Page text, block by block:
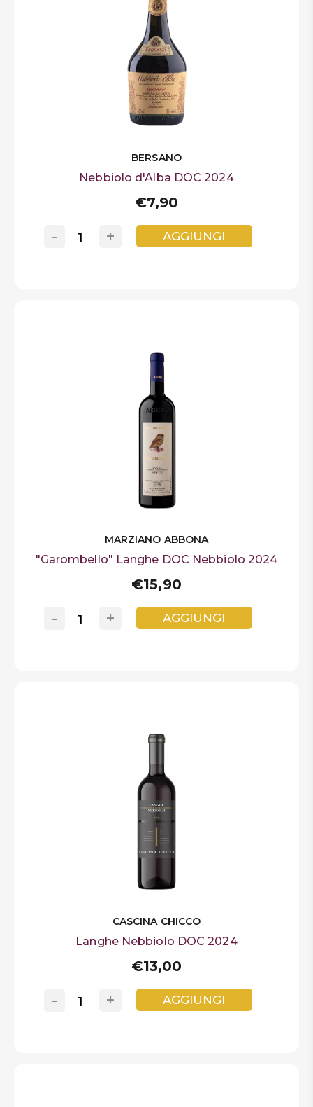
BERSANO
Nebbiolo d'Alba DOC 2024
€7,90
+
- AGGIUNGI
MARZIANO ABBONA
"Garombello" Langhe DOC Nebbiolo 2024
€15,90
+
- AGGIUNGI
CASCINA CHICCO
Langhe Nebbiolo DOC 2024
€13,00
+
- AGGIUNGI